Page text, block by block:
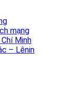
mạng
Minh
– Lênin